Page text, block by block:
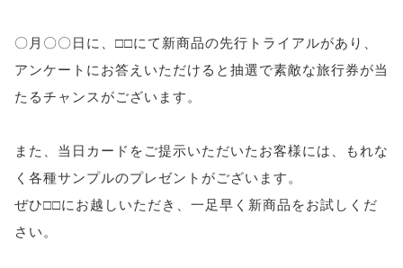
〇月〇〇日に、□□にて新商品の先行トライアルがあり、
アンケートにお答えいただけると抽選で素敵な旅行券が当
たるチャンスがございます。
また、当日カードをご提示いただいたお客様には、もれな
く各種サンプルのプレゼントがございます。
ぜひ□□にお越しいただき、一足早く新商品をお試しくだ
さい。